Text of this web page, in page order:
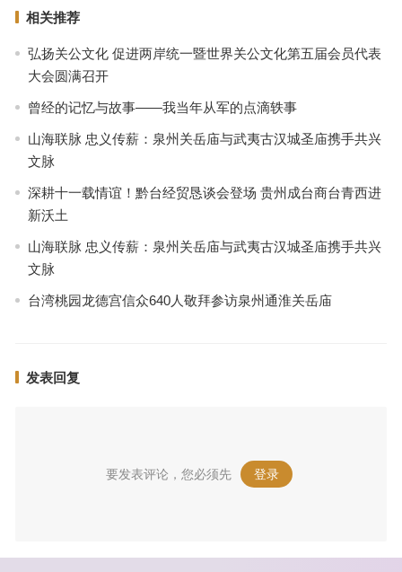
相关推荐
弘扬关公文化 促进两岸统一暨世界关公文化第五届会员代表
大会圆满召开
曾经的记忆与故事——我当年从军的点滴轶事
山海联脉 忠义传薪：泉州关岳庙与武夷古汉城圣庙携手共兴
文脉
深耕十一载情谊！黔台经贸恳谈会登场 贵州成台商台青西进
新沃土
山海联脉 忠义传薪：泉州关岳庙与武夷古汉城圣庙携手共兴
文脉
台湾桃园龙德宫信众640人敬拜参访泉州通淮关岳庙
发表回复
要发表评论，您必须先 登录 。